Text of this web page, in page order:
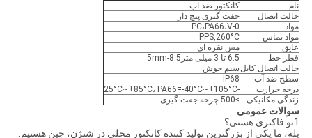
نام
کانکتور ضد آب
حالت اتصال
جفت گیری پیچ دار
مواد
PC،PA66،V-0
مواد تماس
PPS,260°C
عایق
مس نقره ای
قطر خط
6.5 تا 3 میلی متر8.5-5mm
حالت اتصال کابل سیم جوش
سطح ضد آب
IP68
درجه حرارت
-25°C~+85°C، PA66=-40°C~+105°C
زندگی مکانیکی
≥500 چرخه جفت گیری
سوالات عمومی
1تو فاکتری هستی؟
بله، ما یکی از بزرگترین تولید کننده کانکتور محلی در شنژن، چین هستیم.